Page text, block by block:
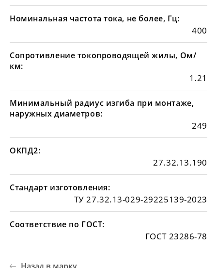
Номинальная частота тока, не более, Гц:
400
Сопротивление токопроводящей жилы, Ом/
км:
1.21
Минимальный радиус изгиба при монтаже,
наружных диаметров:
249
ОКПД2:
27.32.13.190
Стандарт изготовления:
ТУ 27.32.13-029-29225139-2023
Соответствие по ГОСТ:
ГОСТ 23286-78